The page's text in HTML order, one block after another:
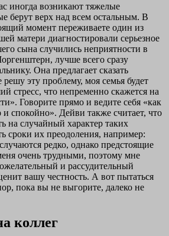
иногда возникают тяжелые
берут верх над всем остальным. В
момент переживаете один из
матери диагностировали серьезное
сына случились неприятности в
лучше всего сразу
Она предлагает сказать
эту проблему, моя семья будет
стресс, что непременно скажется на
Говорите прямо и ведите себя «как
спокойно». Дейви также считает, что
на случайный характер таких
сроки их преодоления, например:
редко, однако предстоящие
очень трудными, поэтому мне
и рассудительный
вашу честность. А вот пытаться
пока вы не выгорите, далеко не
коллег